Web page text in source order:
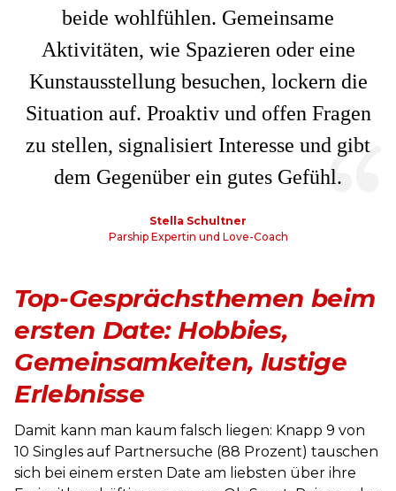
beide wohlfühlen. Gemeinsame
Aktivitäten, wie Spazieren oder eine
Kunstausstellung besuchen, lockern die
Situation auf. Proaktiv und offen Fragen
zu stellen, signalisiert Interesse und gibt
dem Gegenüber ein gutes Gefühl.
Stella Schultner
Parship Expertin und Love-Coach
Top-Gesprächsthemen beim
ersten Date: Hobbies,
Gemeinsamkeiten, lustige
Erlebnisse
Damit kann man kaum falsch liegen: Knapp 9 von
10 Singles auf Partnersuche (88 Prozent) tauschen
sich bei einem ersten Date am liebsten über ihre